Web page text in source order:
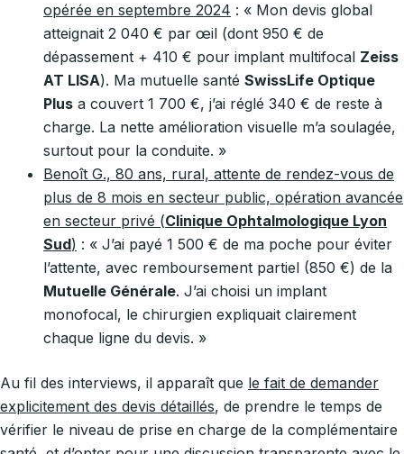
opérée en septembre 2024 : « Mon devis global
atteignait 2 040 € par œil (dont 950 € de
dépassement + 410 € pour implant multifocal Zeiss
AT LISA). Ma mutuelle santé SwissLife Optique
Plus a couvert 1 700 €, j’ai réglé 340 € de reste à
charge. La nette amélioration visuelle m’a soulagée,
surtout pour la conduite. »
Benoît G., 80 ans, rural, attente de rendez-vous de
plus de 8 mois en secteur public, opération avancée
en secteur privé (Clinique Ophtalmologique Lyon
Sud) : « J’ai payé 1 500 € de ma poche pour éviter
l’attente, avec remboursement partiel (850 €) de la
Mutuelle Générale. J’ai choisi un implant
monofocal, le chirurgien expliquait clairement
chaque ligne du devis. »
Au fil des interviews, il apparaît que le fait de demander
explicitement des devis détaillés, de prendre le temps de
vérifier le niveau de prise en charge de la complémentaire